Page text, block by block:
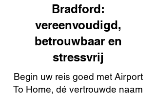
Bradford:
vereenvoudigd,
betrouwbaar en
stressvrij
Begin uw reis goed met Airport
To Home, dé vertrouwde naam